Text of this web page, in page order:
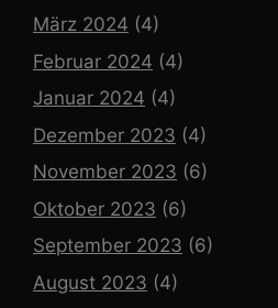
März 2024 (4)
Februar 2024 (4)
Januar 2024 (4)
Dezember 2023 (4)
November 2023 (6)
Oktober 2023 (6)
September 2023 (6)
August 2023 (4)